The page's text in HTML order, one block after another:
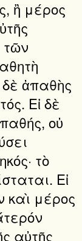
ἢ μέρος
τῶν
δὲ ἀπαθὴς
Εἰ δὲ
οὐ
τὸ
Εἰ
καὶ μέρος
αὐτῆς